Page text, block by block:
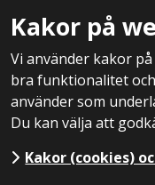
Kakor på
Vi använder kakor
bra funktionalitet
använder som
Du kan välja att
Kakor (cookies)